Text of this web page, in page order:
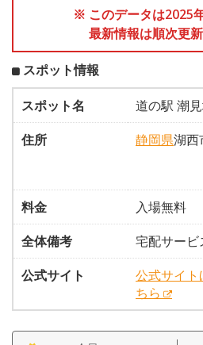
※ このデータは2025
最新情報は順次更新
スポット情報
スポット名
道の駅 潮
住所
静岡県湖西
料金
入場無料
全体備考
宅配サー
公式サイト
公式サイト
ちら